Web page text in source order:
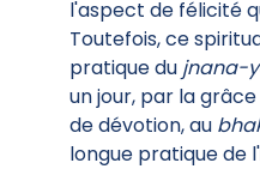
l'aspect de félicité
Toutefois, ce
pratique du jnana-
un jour, par la
de dévotion, au
longue pratique de